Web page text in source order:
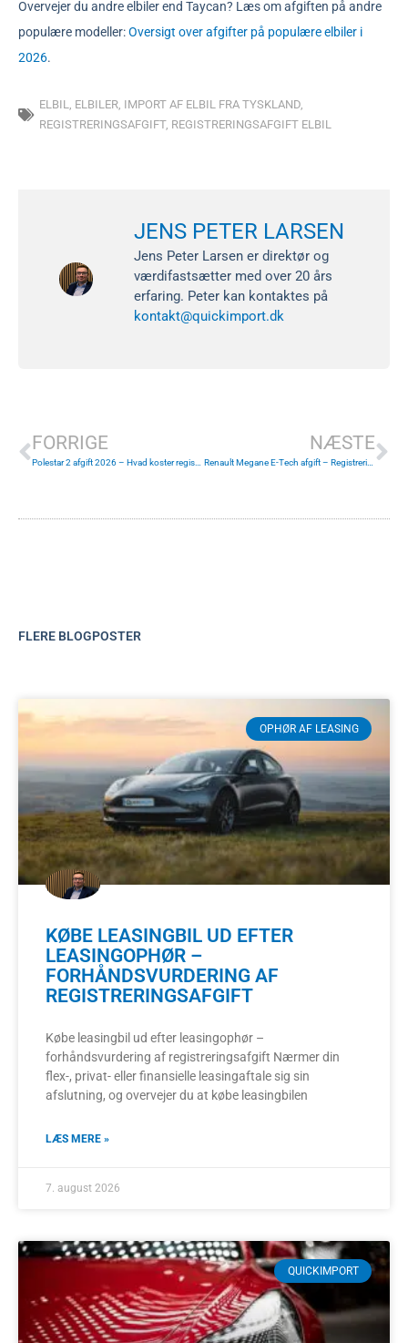
Overvejer du andre elbiler end Taycan? Læs om afgiften på andre
populære modeller:Oversigt over afgifter på populære elbiler i
2026.
ELBIL ELBILER IMPORT AF ELBIL FRA TYSKLAND
REGISTRERINGSAFGIFT, REGISTRERINGSAFGIFT ELBIL
JENS PETER LARSEN
Jens Peter Larsen er direktør og
værdifastsætter med over 20 års
erfaring. Peter kan kontaktes på
kontakt@quickimport.dk
FORRIGE NÆSTE
Renault Megane E-Tech afgift – Registreringsafgift i 2026
FLERE BLOGPOSTER
OPHØR AF LEASING
KØBE LEASINGBIL UD EFTER
LEASINGOPHØR –
FORHÅNDSVURDERING AF
REGISTRERINGSAFGIFT
Købe leasingbil ud efter leasingophør –
forhåndsvurdering af registreringsafgift Nærmer din
flex-, privat- eller finansielle leasingaftale sig sin
afslutning, og overvejer du at købe leasingbilen
LÆS MERE »
7. august 2026
QUICKIMPORT